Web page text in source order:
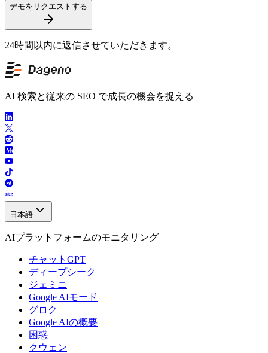
デモをリクエストする
24時間以内に返信させていただきます。
AI 検索と従来の SEO で成長の機会を捉える
日本語
AIプラットフォームのモニタリング
チャットGPT
ディープシーク
ジェミニ
Google AIモード
グロク
Google AIの概要
困惑
クウェン